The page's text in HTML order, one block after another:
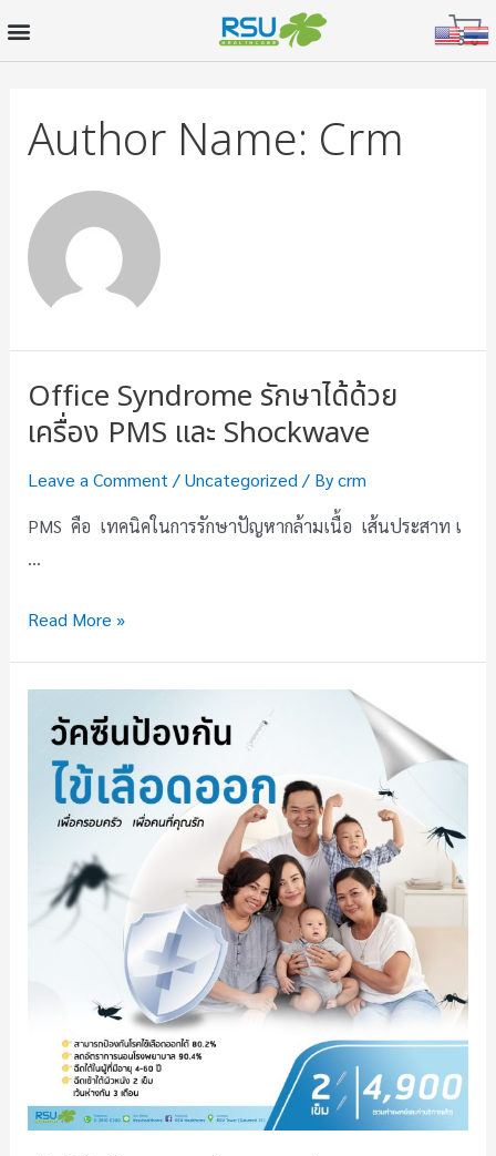
Author Name: Crm
Office Syndrome รักษาได้ด้วย
เครื่อง PMS และ Shockwave
Leave a Comment /Uncategorized / Bycrm
PMS คือ เทคนิคในการรักษาปัญหากล้ามเนื้อ เส้นประสาท เ
…
Read More »